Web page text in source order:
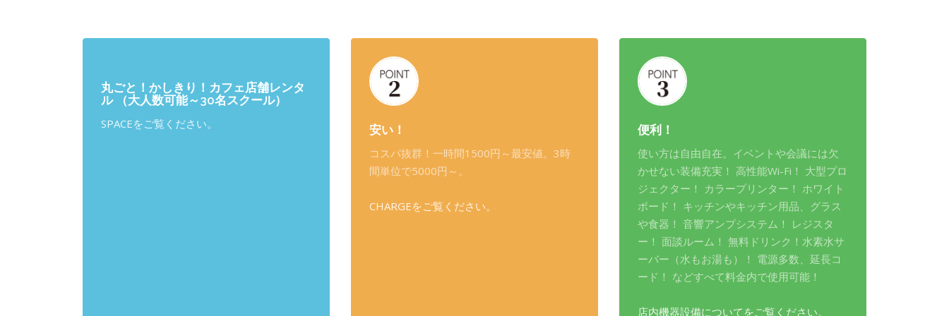
丸ごと！かしきり！カフェ店舗レンタ
ル （大人数可能～30名スクール）
SPACEをご覧ください。
安い！
コスパ抜群！一時間1500円～最安値。3時
間単位で5000円～。
CHARGEをご覧ください。
便利！
使い方は自由自在。イベントや会議には欠
かせない装備充実！ 高性能Wi-Fi！ 大型プロ
ジェクター！ カラープリンター！ ホワイト
ボード！ キッチンやキッチン用品、グラス
や食器！ 音響アンプシステム！ レジスタ
ー！ 面談ルーム！ 無料ドリンク！水素水サ
ーバー（水もお湯も）！ 電源多数、延長コ
ード！ などすべて料金内で使用可能！
店内機器設備についてをご覧ください。